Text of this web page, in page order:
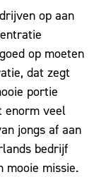
op aan
op moeten
dat zegt
portie
enorm veel
jongs af aan
bedrijf
mooie missie.